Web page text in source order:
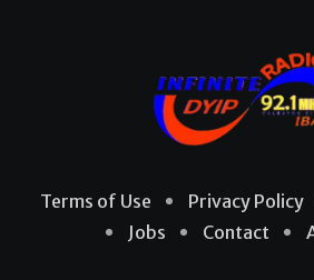
Terms of Use Privacy Policy
Jobs
Contact